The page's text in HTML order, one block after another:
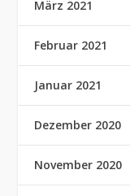
März 2021
Februar 2021
Januar 2021
Dezember 2020
November 2020